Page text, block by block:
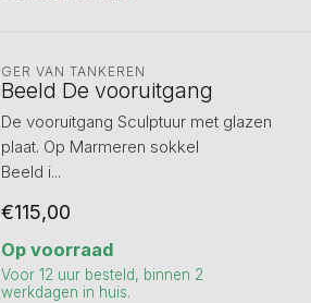
GER VAN TANKEREN
Beeld De vooruitgang
De vooruitgang Sculptuur met glazen
plaat. Op Marmeren sokkel
Beeld i...
€115,00
Op voorraad
Voor 12 uur besteld, binnen 2
werkdagen in huis.